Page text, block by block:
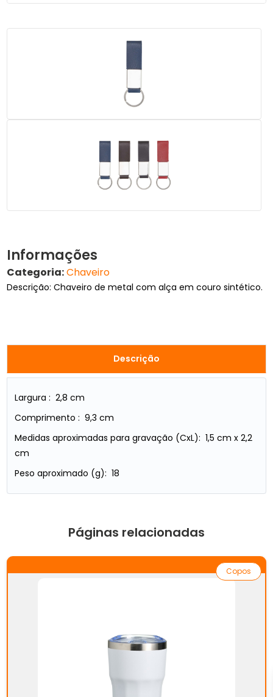
Informações
Categoria:Chaveiro
Descrição: Chaveiro de metal com alça em couro sintético.
Descrição
Largura : 2,8 cm
Comprimento : 9,3 cm
Medidas aproximadas para gravação (CxL): 1,5 cm x 2,2
cm
Peso aproximado (g): 18
Páginas relacionadas
Copos